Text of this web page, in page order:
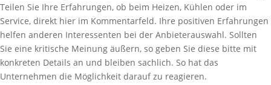
Teilen Sie Ihre Erfahrungen, ob beim Heizen, Kühlen oder im
Service, direkt hier im Kommentarfeld. Ihre positiven Erfahrungen
helfen anderen Interessenten bei der Anbieterauswahl. Sollten
Sie eine kritische Meinung äußern, so geben Sie diese bitte mit
konkreten Details an und bleiben sachlich. So hat das
Unternehmen die Möglichkeit darauf zu reagieren.